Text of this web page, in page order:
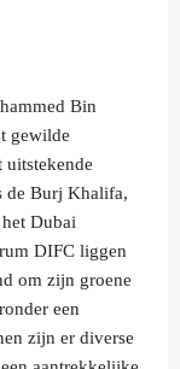
Bin
gewilde
de Burj Khalifa,
Dubai
DIFC liggen
om zijn groene
een
zijn er diverse